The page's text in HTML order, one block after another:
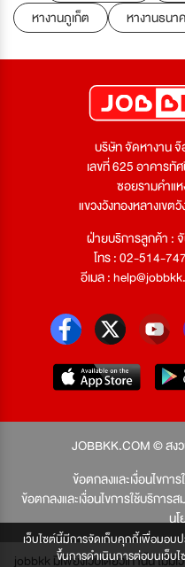
เว็บไซต์นี้มีการจัดเก็บคุกกี้เพื่อมอบ
ขึ้นการดำเนินการต่อบนเว็
หางานภูเก็ต
หางานธนา
บริษัท จัดหางาน
เลขที่ 625 อาคารทั
ซอยรามคำแ
แขวงวังทองหลางเขต
ฝ่ายบริการลูกค้า :
โทร : 02-514-
อีเมล :
JOBBKK.COM © สง
ข้อตกลงและเงื่อนไขก
ข้อตกลงและเงื่อนไขการใช้บริการ
น
jobbkk มีเพียงเว็บเดียวเท่านั้น ไม่มี